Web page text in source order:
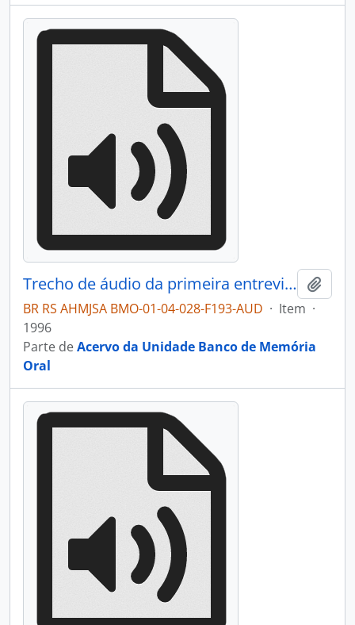
Trecho de áudio da primeira entrevista com Guilhermina Andreazza Postali
BR RS AHMJSA BMO-01-04-028-F193-AUD · Item ·
1996
Parte deAcervo da Unidade Banco de Memória
Oral